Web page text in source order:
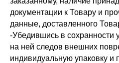
документации к Товару и
данные, доставленного
-Убедившись в сохранности
на ней следов внешних
индивидуальную упаковку и